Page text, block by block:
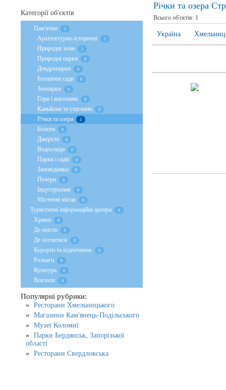
Річки та озера
Всього об'єктів: 1
Україна
Категорії об'єктів
Пам'ятки 2
Архітектурно-історичні 1
Природні зони 1
Природні парки 0
Дендропарки 0
Ботанічні сади 0
Зоопарки 0
Гори і височини 0
Каньйони та ущелини 0
Річки та озера 1
Болота 0
Джерела 0
Водоспади 0
Парки і сади 0
Заповідники 0
Печери 0
Індустріальні 0
Містичні місця 0
Туристичні інформаційні центри 0
Храми 0
Де поїсти 0
Де оселитися 0
Курорти та відпочинок 0
Розваги 0
Культура 0
Вокзали 0
Популярні рубрики:
Ресторани Хмельницького
Магазини Кам'янець-Подільського
Музеї Коломиї
Парки Бердянськ, Запорізької
області
Ресторани Свердловська